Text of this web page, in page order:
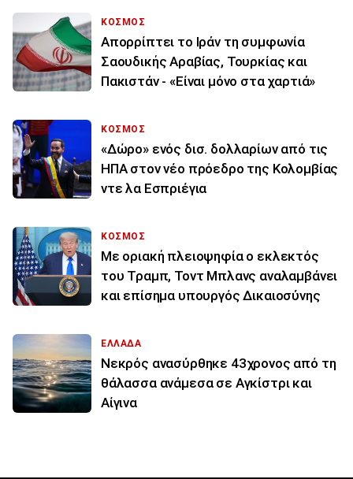
ΚΟΣΜΟΣ
Απορρίπτει το Ιράν τη συμφωνία
Σαουδικής Αραβίας, Τουρκίας και
Πακιστάν - «Είναι μόνο στα χαρτιά»
ΚΟΣΜΟΣ
«Δώρο» ενός δισ. δολλαρίων από τις
ΗΠΑ στον νέο πρόεδρο της Κολομβίας
ντε λα Εσπριέγια
ΚΟΣΜΟΣ
Με οριακή πλειοψηφία ο εκλεκτός
του Τραμπ, Τοντ Μπλανς αναλαμβάνει
και επίσημα υπουργός Δικαιοσύνης
ΕΛΛΑΔΑ
Νεκρός ανασύρθηκε 43χρονος από τη
θάλασσα ανάμεσα σε Αγκίστρι και
Αίγινα